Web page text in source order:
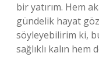
bir yatırım. Hem
gündelik hayat
söyleyebilirim ki,
sağlıklı kalın